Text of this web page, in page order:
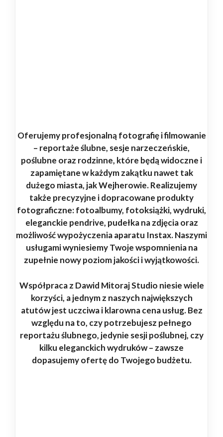
Oferujemy profesjonalną fotografię i filmowanie
– reportaże ślubne, sesje narzeczeńskie,
poślubne oraz rodzinne, które będą widoczne i
zapamiętane w każdym zakątku nawet tak
dużego miasta, jak Wejherowie. Realizujemy
także precyzyjne i dopracowane produkty
fotograficzne: fotoalbumy, fotoksiążki, wydruki,
eleganckie pendrive, pudełka na zdjęcia oraz
możliwość wypożyczenia aparatu Instax. Naszymi
usługami wyniesiemy Twoje wspomnienia na
zupełnie nowy poziom jakości i wyjątkowości.
Współpraca z Dawid Mitoraj Studio niesie wiele
korzyści, a jednym z naszych największych
atutów jest uczciwa i klarowna cena usług. Bez
względu na to, czy potrzebujesz pełnego
reportażu ślubnego, jedynie sesji poślubnej, czy
kilku eleganckich wydruków – zawsze
dopasujemy ofertę do Twojego budżetu.